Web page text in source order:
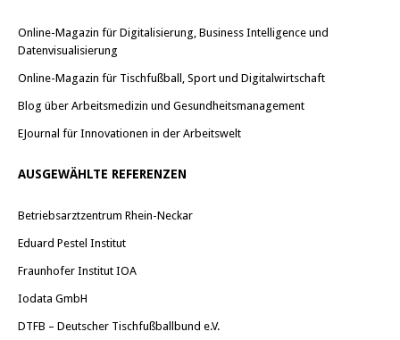
Online-Magazin für Digitalisierung, Business Intelligence und
Datenvisualisierung
Online-Magazin für Tischfußball, Sport und Digitalwirtschaft
Blog über Arbeitsmedizin und Gesundheitsmanagement
EJournal für Innovationen in der Arbeitswelt
AUSGEWÄHLTE REFERENZEN
Betriebsarztzentrum Rhein-Neckar
Eduard Pestel Institut
Fraunhofer Institut IOA
Iodata GmbH
DTFB – Deutscher Tischfußballbund e.V.